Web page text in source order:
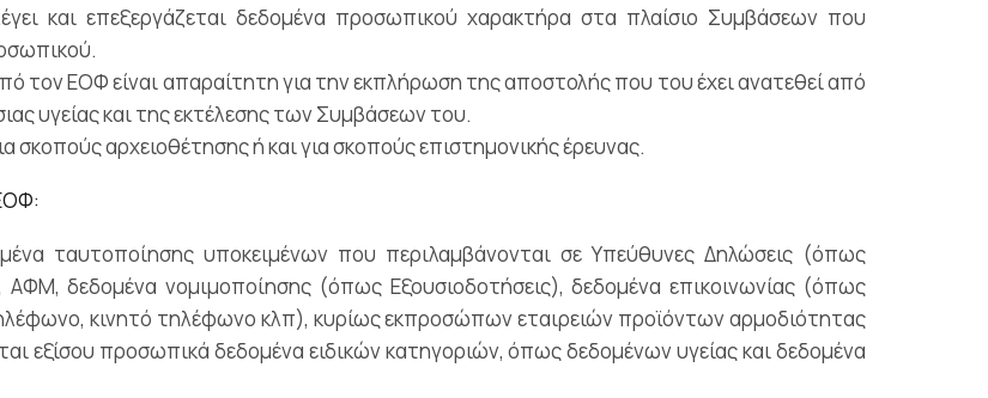
και επεξεργάζεται δεδομένα προσωπικού χαρακτήρα στα πλαίσιο Συμβάσεων που
ΕΟΦ είναι απαραίτητη για την εκπλήρωση της αποστολής που του έχει ανατεθεί από
υγείας και της εκτέλεσης των Συμβάσεων του.
αρχειοθέτησης ή και για σκοπούς επιστημονικής έρευνας.
ταυτοποίησης υποκειμένων που περιλαμβάνονται σε Υπεύθυνες Δηλώσεις (όπως
δεδομένα νομιμοποίησης (όπως Εξουσιοδοτήσεις), δεδομένα επικοινωνίας (όπως
κινητό τηλέφωνο κλπ), κυρίως εκπροσώπων εταιρειών προϊόντων αρμοδιότητας
εξίσου προσωπικά δεδομένα ειδικών κατηγοριών, όπως δεδομένων υγείας και δεδομένα